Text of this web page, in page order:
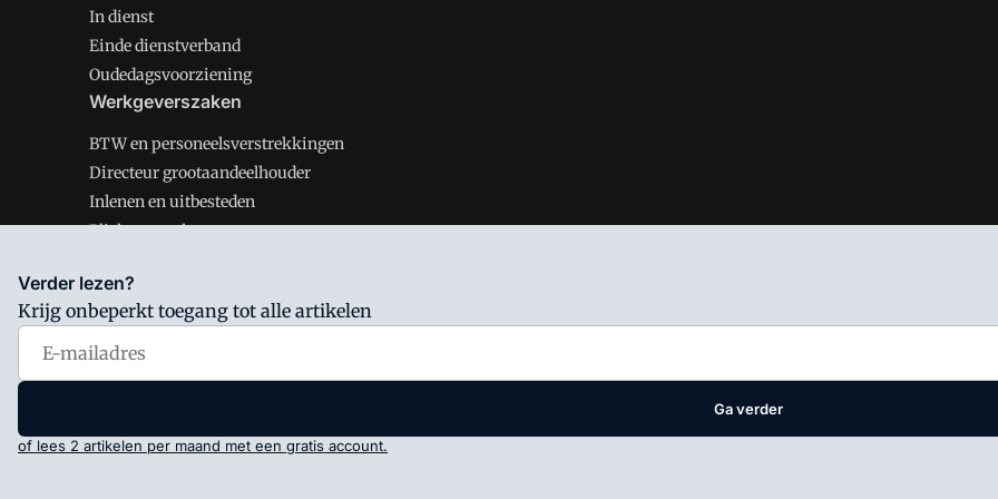
In dienst
Einde dienstverband
Oudedagsvoorziening
Werkgeverszaken
BTW en personeelsverstrekkingen
Directeur grootaandeelhouder
Inlenen en uitbesteden
Plichten werkgever
Salarisnet is onderdeel van VMN media. Lees inons manifestwaar VMN media voor staat. Op gebruik van deze site zijn de
Voorwaarden
Verder lezen?
Krijg onbeperkt toegang tot alle artikelen
Ga verder
of lees 2 artikelen per maand met een gratis account.